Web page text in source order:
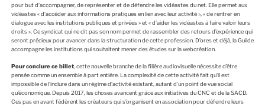
pour but d’accompagner, de représenter et de défendre les vidéastes du net. Elle permet aux
vidéastes « d’accéder aux informations pratiques en lien avec leur activité », « de rentrer en
dialogue avec les institutions publiques et privées » et « d’aider les vidéastes à faire valoir leurs
droits ». Ce syndicat qui ne dit pas son nom permet de rassembler des retours d’expérience qui
seront précieux pour avancer dans la structuration de cette profession. D’ores et déjà, la Guilde
accompagne les institutions qui souhaitent mener des études sur la webcréation.
Pour conclure ce billet, cette nouvelle branche de la filière audiovisuelle nécessite d’être
pensée comme un ensemble à part entière. La complexité de cette activité fait qu’il est
impossible de l’inclure dans un régime d’activité existant, autant d’un point de vue social
qu’économique. Depuis 2017, les choses avancent grâce aux initiatives du CNC et de la SACD.
Ces pas en avant fédèrent les créateurs qui s’organisent en association pour défendre leurs